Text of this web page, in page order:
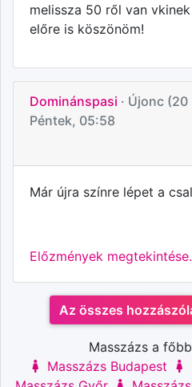
melissza 50 ről van
előre is köszönöm!
Dominánspasi · Újonc
Péntek, 05:58
Már újra színre lépet a
Előzmények
Az összes
Masszázs a
Masszázs Budapest